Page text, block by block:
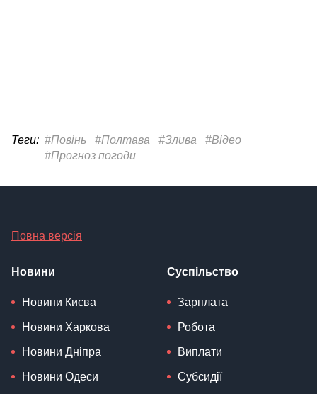
Теги: #Повінь #Полтава #Злива
#Відео
#Прогноз погоди
Повна версія
Новини
Новини Києва
Новини Харкова
Новини Дніпра
Новини Одеси
Суспільство
Зарплата
Робота
Виплати
Субсидії